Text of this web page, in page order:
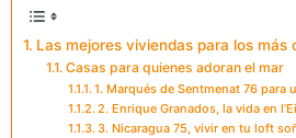
Las mejores viviendas para los más
Casas para quienes adoran el mar
1. Marqués de Sentmenat 76 para
2. Enrique Granados, la vida en
3. Nicaragua 75, vivir en tu loft